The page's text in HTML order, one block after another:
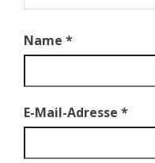
Name *
E-Mail-Adresse *